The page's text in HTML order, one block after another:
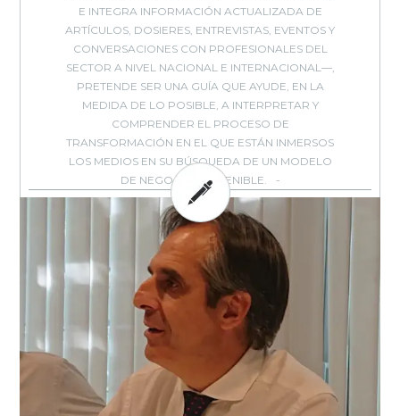
E INTEGRA INFORMACIÓN ACTUALIZADA DE
ARTÍCULOS, DOSIERES, ENTREVISTAS, EVENTOS Y
CON­VERSACIONES CON PROFESIONALES DEL
SECTOR A NIVEL NACIONAL E INTERNACIONAL—,
PRETENDE SER UNA GUÍA QUE AYUDE, EN LA
MEDIDA DE LO POSIBLE, A INTER­PRETAR Y
COMPRENDER EL PROCESO DE
TRANSFORMACIÓN EN EL QUE ESTÁN INMERSOS
LOS MEDIOS EN SU BÚSQUEDA DE UN MODELO
DE NEGOCIO SOSTENIBLE.
BY: EVOCA - IN:
DOSIER EVOCA ESTRATEGIA
MODELOS NEGOCIO,PERIODISMO,PUBLICACIONES
,TENDENCIAS ,TRANSFORMACIÓN DIGITAL -
COMMENTS